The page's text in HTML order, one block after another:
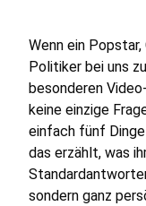
Wenn ein
Politiker bei uns
besonderen
keine einzige
einfach fünf
das erzählt, was
sondern ganz